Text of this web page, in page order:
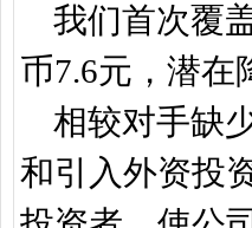
我们首次覆
币7.6元，潜在
相较对手缺
和引入外资投